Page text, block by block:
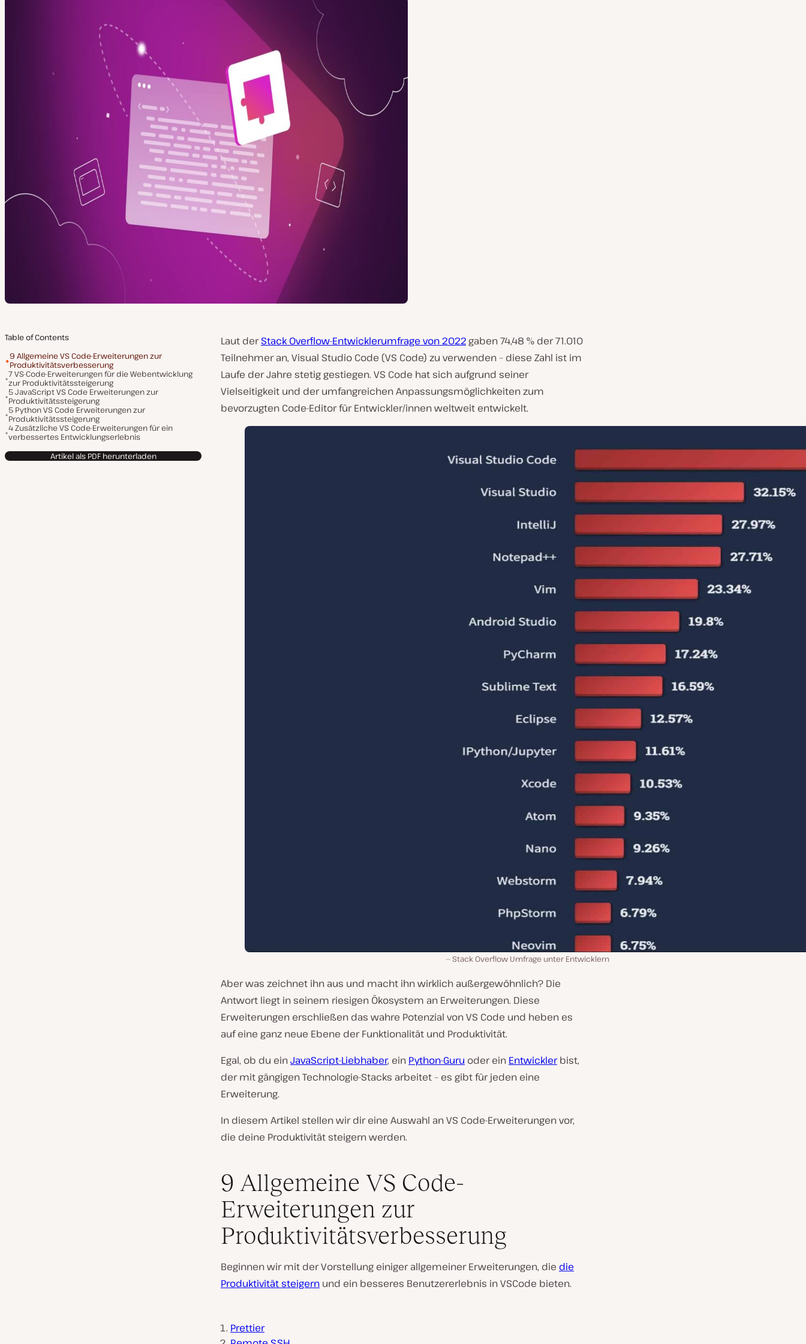
Table of Contents
9 Allgemeine VS Code-Erweiterungen zur
Produktivitätsverbesserung
7 VS-Code-Erweiterungen für die Webentwicklung
zur Produktivitätssteigerung
5 JavaScript VS Code Erweiterungen zur
Produktivitätssteigerung
5 Python VS Code Erweiterungen zur
Produktivitätssteigerung
4 Zusätzliche VS Code-Erweiterungen für ein
verbessertes Entwicklungserlebnis
Artikel als PDF herunterladen
Laut derStack Overflow-Entwicklerumfrage von 2022 gaben 74,48 % der 71.010
Teilnehmer an, Visual Studio Code (VS Code) zu verwenden – diese Zahl ist im
Laufe der Jahre stetig gestiegen. VS Code hat sich aufgrund seiner
Vielseitigkeit und der umfangreichen Anpassungsmöglichkeiten zum
bevorzugten Code-Editor für Entwickler/innen weltweit entwickelt.
Stack Overflow Umfrage unter Entwicklern
Aber was zeichnet ihn aus und macht ihn wirklich außergewöhnlich? Die
Antwort liegt in seinem riesigen Ökosystem an Erweiterungen. Diese
Erweiterungen erschließen das wahre Potenzial von VS Code und heben es
auf eine ganz neue Ebene der Funktionalität und Produktivität.
Egal, ob du einJavaScript-Liebhaber, ein Python-Guru oder ein Entwicklerbist,
der mit gängigen Technologie-Stacks arbeitet – es gibt für jeden eine
Erweiterung.
In diesem Artikel stellen wir dir eine Auswahl an VS Code-Erweiterungen vor,
die deine Produktivität steigern werden.
9 Allgemeine VS Code-
Erweiterungen zur
Produktivitätsverbesserung
Beginnen wir mit der Vorstellung einiger allgemeiner Erweiterungen, die die
Produktivität steigern und ein besseres Benutzererlebnis in VSCode bieten.
Prettier